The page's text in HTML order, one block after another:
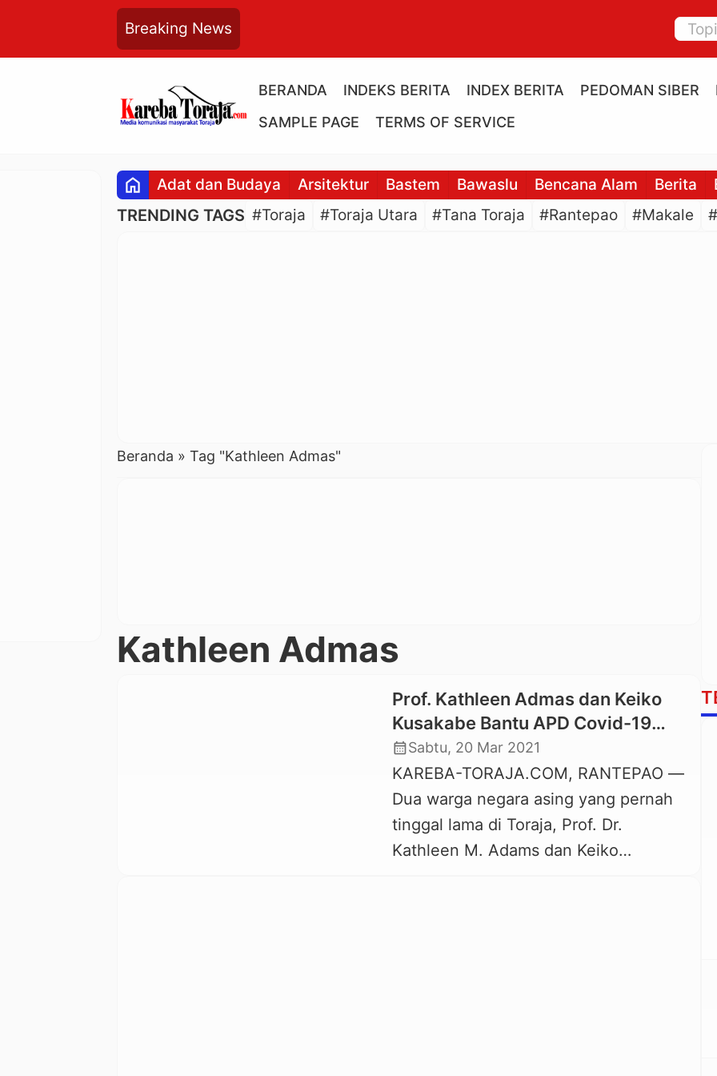
Breaking News
BERANDA INDEKS BERITA INDEX BERITA PEDOMAN SIBER
SAMPLE PAGE
TERMS OF SERVICE
home Adat dan Budaya Arsitektur Bastem Bawaslu Bencana Alam Berita
TRENDING TAGS #Toraja #Toraja Utara #Tana Toraja #Rantepao #Makale
Beranda » Tag "Kathleen Admas"
Kathleen Admas
Prof. Kathleen Admas dan Keiko
Kusakabe Bantu APD Covid-19
untuk Tenaga Medis di Toraja
calendar_monthSabtu, 20 Mar 2021
KAREBA-TORAJA.COM, RANTEPAO —
Dua warga negara asing yang pernah
tinggal lama di Toraja, Prof. Dr.
Kathleen M. Adams dan Keiko